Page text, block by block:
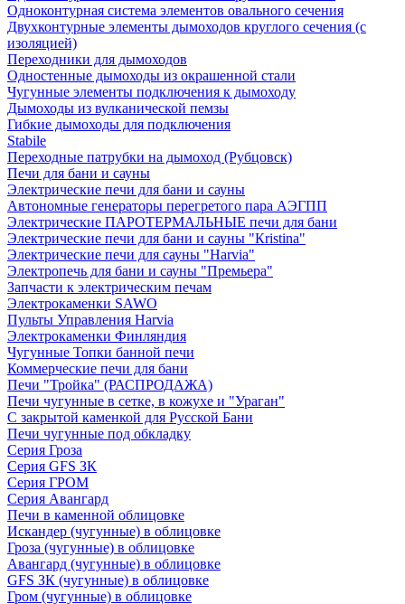
Одноконтурная система элементов овального сечения
Двухконтурные элементы дымоходов круглого сечения (с
изоляцией)
Переходники для дымоходов
Одностенные дымоходы из окрашенной стали
Чугунные элементы подключения к дымоходу
Дымоходы из вулканической пемзы
Гибкие дымоходы для подключения
Stabile
Переходные патрубки на дымоход (Рубцовск)
Печи для бани и сауны
Электрические печи для бани и сауны
Автономные генераторы перегретого пара АЭГПП
Электрические ПАРОТЕРМАЛЬНЫЕ печи для бани
Электрические печи для бани и сауны "Кristina"
Электрические печи для сауны "Harvia"
Электропечь для бани и сауны "Премьера"
Запчасти к электрическим печам
Электрокаменки SAWO
Пульты Управления Harvia
Электрокаменки Финляндия
Чугунные Топки банной печи
Коммерческие печи для бани
Печи "Тройка" (РАСПРОДАЖА)
Печи чугунные в сетке, в кожухе и "Ураган"
С закрытой каменкой для Русской Бани
Печи чугунные под обкладку
Серия Гроза
Серия GFS ЗК
Серия ГРОМ
Серия Авангард
Печи в каменной облицовке
Искандер (чугунные) в облицовке
Гроза (чугунные) в облицовке
Авангард (чугунные) в облицовке
GFS ЗК (чугунные) в облицовке
Гром (чугунные) в облицовке